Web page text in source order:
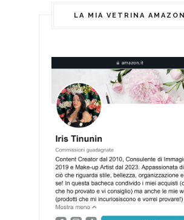
LA MIA VETRINA AMAZON